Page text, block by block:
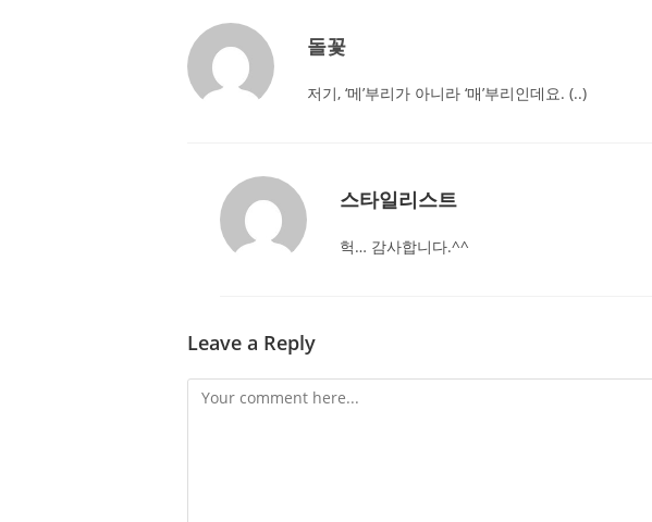
돌꽃
저기, ‘메’부리가 아니라 ‘매’부리인데요. (..)
스타일리스트
헉… 감사합니다.^^
Leave a Reply
Comment